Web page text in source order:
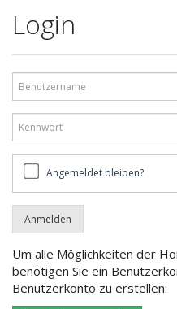
Login
bleiben?Angemeldet bleiben?
Um alle Möglichkeiten der
benötigen Sie ein
Benutzerkonto zu erstellen: